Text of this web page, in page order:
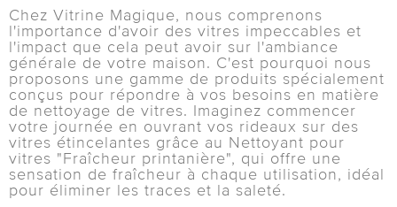
Chez Vitrine Magique, nous comprenons
l'importance d'avoir des vitres impeccables et
l'impact que cela peut avoir sur l'ambiance
générale de votre maison. C'est pourquoi nous
proposons une gamme de produits spécialement
conçus pour répondre à vos besoins en matière
de nettoyage de vitres. Imaginez commencer
votre journée en ouvrant vos rideaux sur des
vitres étincelantes grâce au Nettoyant pour
vitres "Fraîcheur printanière", qui offre une
sensation de fraîcheur à chaque utilisation, idéal
pour éliminer les traces et la saleté.